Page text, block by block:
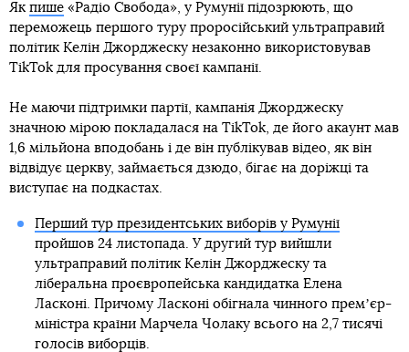
Як пише «Радіо Свобода», у Румунії підозрюють, що
переможець першого туру проросійський ультраправий
політик Келін Джорджеску незаконно використовував
TikTok для просування своєї кампанії.
Не маючи підтримки партії, кампанія Джорджеску
значною мірою покладалася на TikTok, де його акаунт мав
1,6 мільйона вподобань і де він публікував відео, як він
відвідує церкву, займається дзюдо, бігає на доріжці та
виступає на подкастах.
Перший тур президентських виборів у Румунії
пройшов 24 листопада. У другий тур вийшли
ультраправий політик Келін Джорджеску та
ліберальна проєвропейська кандидатка Елена
Ласконі. Причому Ласконі обігнала чинного премʼєр-
міністра країни Марчела Чолаку всього на 2,7 тисячі
голосів виборців.